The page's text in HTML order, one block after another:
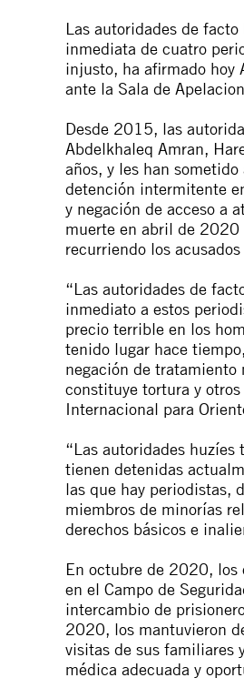
Las autoridades de
inmediata de cuatro
injusto, ha afirmado hoy
ante la Sala de
Desde 2015, las
Abdelkhaleq Amran,
años, y les han sometido
detención intermitente
y negación de acceso a
muerte en abril de 2020
recurriendo los
“Las autoridades de
inmediato a estos
precio terrible en los
tenido lugar hace
negación de tratamiento
constituye tortura y
Internacional para
“Las autoridades
tienen detenidas
las que hay periodistas,
miembros de minorías
derechos básicos e
En octubre de 2020, los
en el Campo de
intercambio de
2020, los mantuvieron
visitas de sus familiares
médica adecuada y